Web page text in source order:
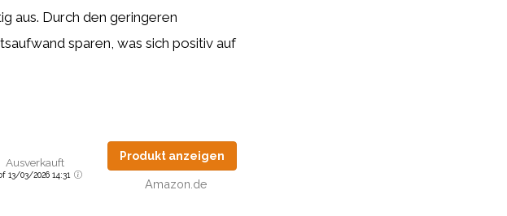
aus. Durch den geringeren
sparen, was sich positiv auf
Ausverkauft
13/03/2026 14:31
Produkt anzeigen
Amazon.de